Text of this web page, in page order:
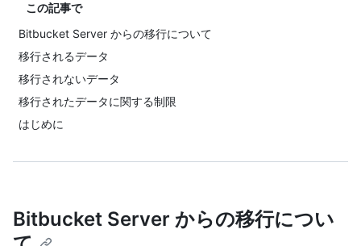
この記事で
Bitbucket Server からの移行について
移行されるデータ
移行されないデータ
移行されたデータに関する制限
はじめに
Bitbucket Server からの移行につい